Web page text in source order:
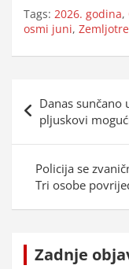
Tags: 2026. godina,
osmi juni,
objava
Danas
pljuskovi
Policija se
Tri osobe
Zadnje